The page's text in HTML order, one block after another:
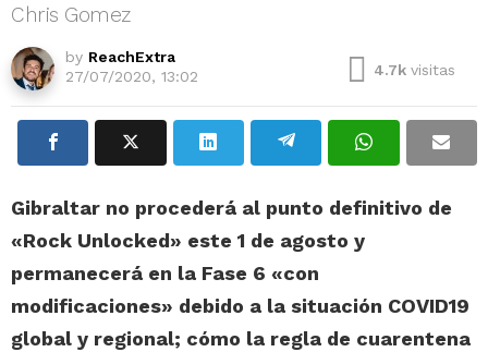
Chris Gomez
by ReachExtra
27/07/2020, 13:02
4.7k visitas
Gibraltar no procederá al punto definitivo de
«Rock Unlocked» este 1 de agosto y
permanecerá en la Fase 6 «con
modificaciones» debido a la situación COVID19
global y regional; cómo la regla de cuarentena